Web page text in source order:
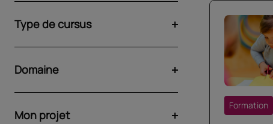
Type de cursus
Domaine
Mon projet
Formation